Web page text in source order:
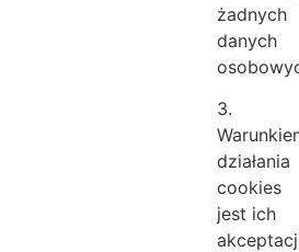
żadnych
danych
3.
działania
cookies
jest ich